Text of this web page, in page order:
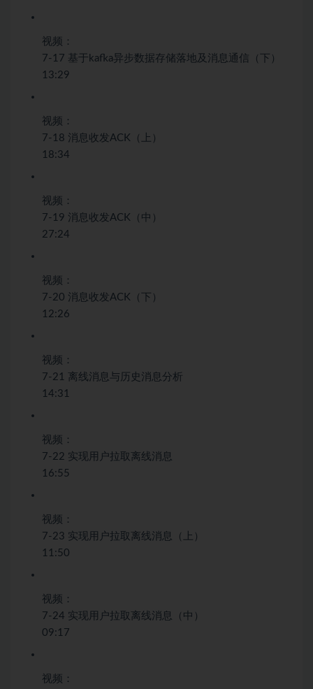
视频：
7-17 基于kafka异步数据存储落地及消息通信（下）
13:29
视频：
7-18 消息收发ACK（上）
18:34
视频：
7-19 消息收发ACK（中）
27:24
视频：
7-20 消息收发ACK（下）
12:26
视频：
7-21 离线消息与历史消息分析
14:31
视频：
7-22 实现用户拉取离线消息
16:55
视频：
7-23 实现用户拉取离线消息（上）
11:50
视频：
7-24 实现用户拉取离线消息（中）
09:17
视频：